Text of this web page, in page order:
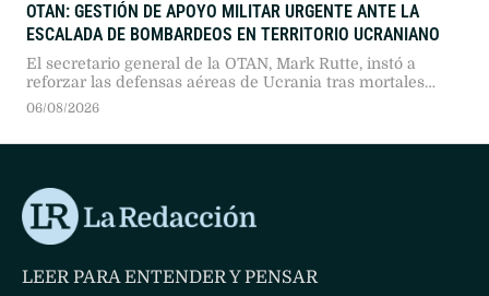
OTAN: GESTIÓN DE APOYO MILITAR URGENTE ANTE LA
ESCALADA DE BOMBARDEOS EN TERRITORIO UCRANIANO
El secretario general de la OTAN, Mark Rutte, instó a
reforzar las defensas aéreas de Ucrania tras mortales
ataques rusos contra Kiev. Mientras la capital exige
06/08/2026
LEER PARA ENTENDER Y PENSAR